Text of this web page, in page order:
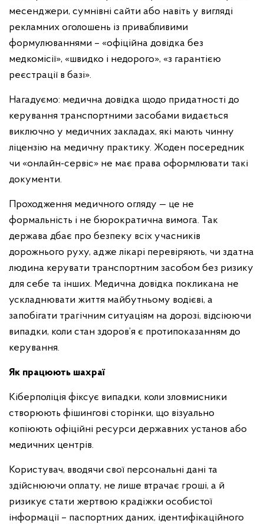
месенджери, сумнівні сайти або навіть у вигляді
рекламних оголошень із привабливими
формулюваннями – «офіційна довідка без
медкомісії», «швидко і недорого», «з гарантією
реєстрації в базі».
Нагадуємо: медична довідка щодо придатності до
керування транспортними засобами видається
виключно у медичних закладах, які мають чинну
ліцензію на медичну практику. Жоден посередник
чи «онлайн-сервіс» не має права оформлювати такі
документи.
Проходження медичного огляду — це не
формальність і не бюрократична вимога. Так
держава дбає про безпеку всіх учасників
дорожнього руху, адже лікарі перевіряють, чи здатна
людина керувати транспортним засобом без ризику
для себе та інших. Медична довідка покликана не
ускладнювати життя майбутньому водієві, а
запобігати трагічним ситуаціям на дорозі, відсіюючи
випадки, коли стан здоров’я є протипоказанням до
керування.
Як працюють шахраї
Кіберполіція фіксує випадки, коли зловмисники
створюють фішингові сторінки, що візуально
копіюють офіційні ресурси державних установ або
медичних центрів.
Користувач, вводячи свої персональні дані та
здійснюючи оплату, не лише втрачає гроші, а й
ризикує стати жертвою крадіжки особистої
інформації – паспортних даних, ідентифікаційного